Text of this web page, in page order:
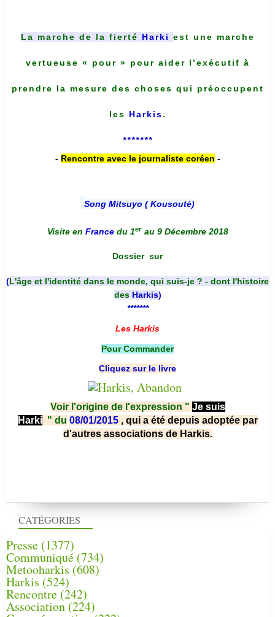
CATÉGORIES
Presse (1377)
Communiqué (734)
Metooharkis (608)
Harkis (524)
Rencontre (242)
Association (224)
La marche de la fierté Harki est une marche
vertueuse « pour » pour aider l’exécutif à
prendre la mesure des choses qui préoccupent
les Harkis.
*******
- Rencontre avec le journaliste coréen -
Song Mitsuyo ( Kousouté)
Visite en France du 1er au 9 Décembre 2018
Dossier sur
(L'âge et l'identité dans le monde, qui suis-je ? - dont l'histoire
des Harkis)
*******
Les Harkis
Pour Commander
Cliquez sur le livre
Voir l'origine de l'expression " Je suis
Harki " du 08/01/2015 , qui a été depuis adoptée par
d'autres associations de Harkis.